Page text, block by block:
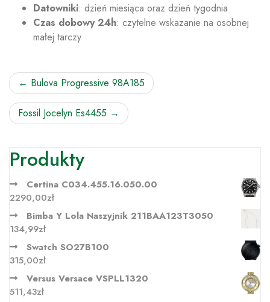
Datowniki: dzień miesiąca oraz dzień tygodnia
Czas dobowy 24h: czytelne wskazanie na osobnej
małej tarczy
Nawigacja
wpisu
Bulova Progressive 98A185
Fossil Jocelyn Es4455
Produkty
Certina C034.455.16.050.00
2290,00zł
Bimba Y Lola Naszyjnik 211BAA123T3050
134,99zł
Swatch SO27B100
315,00zł
Versus Versace VSPLL1320
511,43zł